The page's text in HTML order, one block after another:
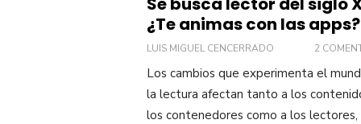
¿Te animas con las apps?
LUIS MIGUEL CENCERRADO 2
Los cambios que experimenta el
la lectura afectan tanto a los
los contenedores como a los lectores,